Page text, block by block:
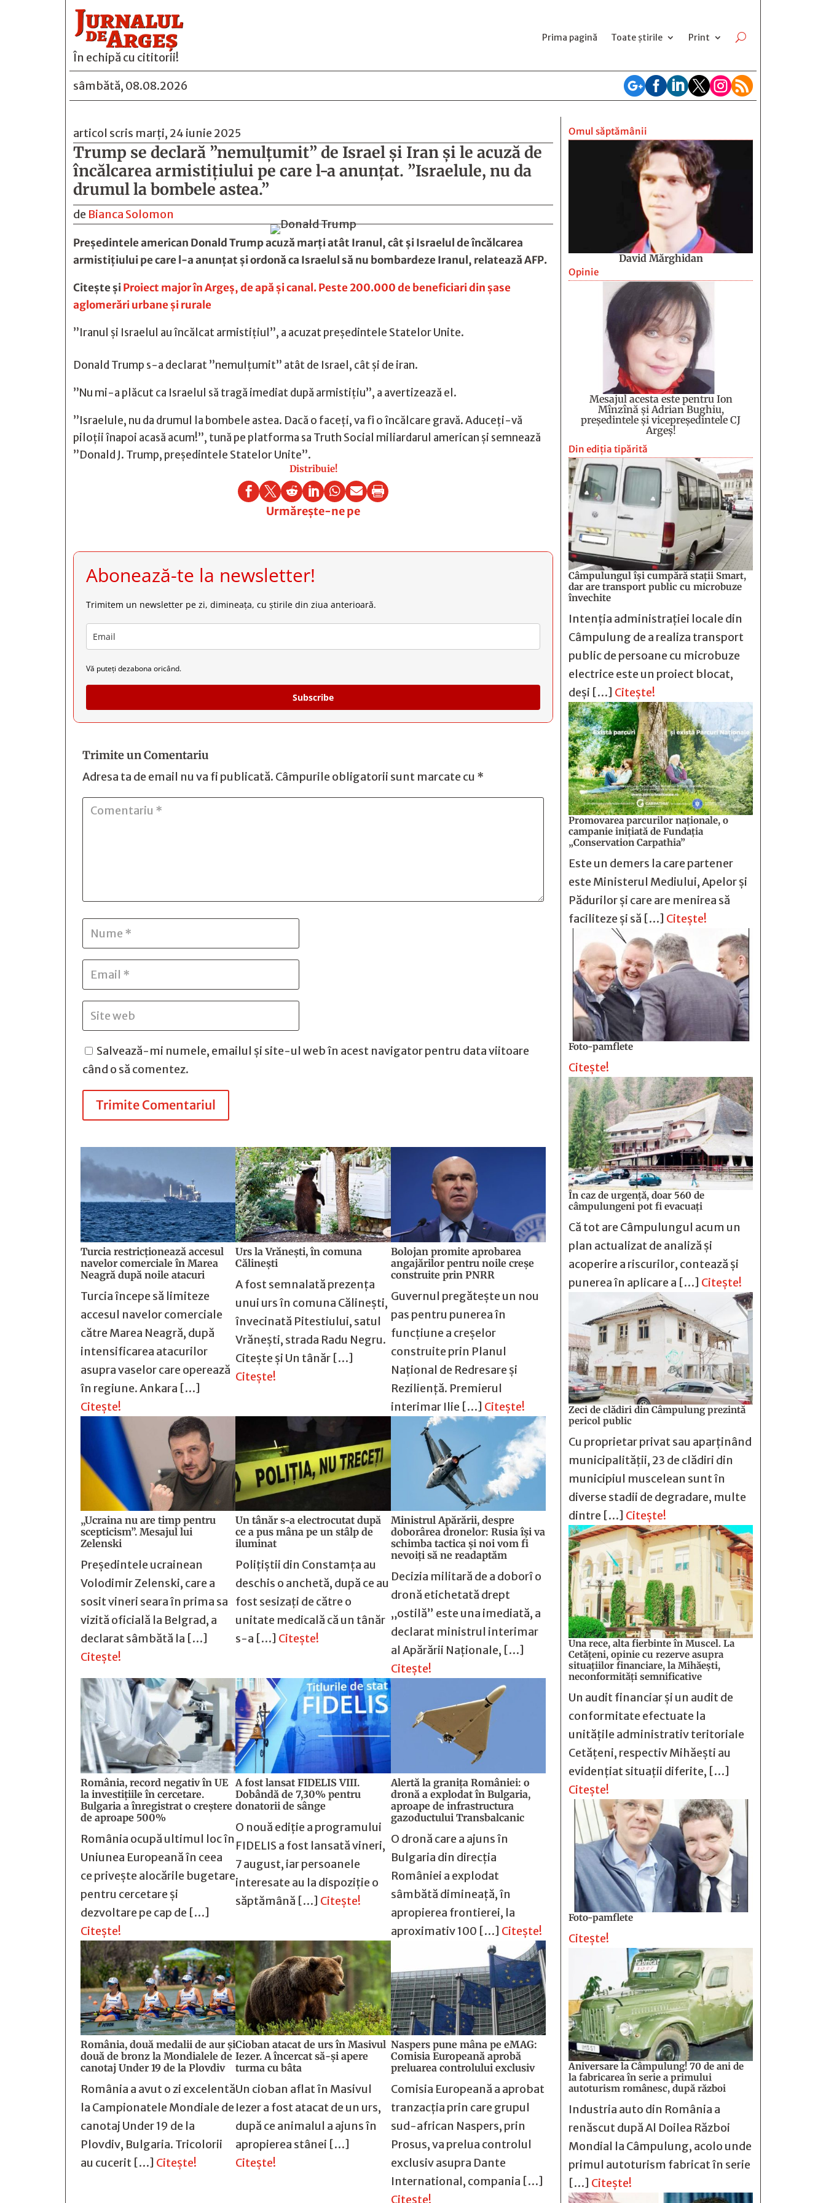
În echipă cu cititorii!
Prima pagină Toate știrile Print
sâmbătă, 08.08.2026 
articol scris marți, 24 iunie 2025
Trump se declară ”nemulţumit” de Israel şi Iran şi le acuză de
încălcarea armistiţiului pe care l-a anunţat. ”Israelule, nu da
drumul la bombele astea.”
de Bianca Solomon
Preşedintele american Donald Trump acuză marţi atât Iranul, cât şi Israelul de încălcarea
armistiţiului pe care l-a anunţat şi ordonă ca Israelul să nu bombardeze Iranul, relatează AFP.
Citește șiProiect major în Argeș, de apă și canal. Peste 200.000 de beneficiari din șase
aglomerări urbane și rurale
”Iranul şi Israelul au încălcat armistiţiul”, a acuzat preşedintele Statelor Unite.
Donald Trump s-a declarat ”nemulţumit” atât de Israel, cât şi de iran.
”Nu mi-a plăcut ca Israelul să tragă imediat după armistiţiu”, a avertizează el.
”Israelule, nu da drumul la bombele astea. Dacă o faceţi, va fi o încălcare gravă. Aduceţi-vă
piloţii înapoi acasă acum!”, tună pe platforma sa Truth Social miliardarul american şi semnează
”Donald J. Trump, preşedintele Statelor Unite”.
Distribuie!
      
Urmărește-ne pe
Abonează-te la newsletter!
Trimitem un newsletter pe zi, dimineața, cu știrile din ziua anterioară.
Vă puteți dezabona oricând.
Subscribe
Trimite un Comentariu
Adresa ta de email nu va fi publicată. Câmpurile obligatorii sunt marcate cu *
Salvează-mi numele, emailul și site-ul web în acest navigator pentru data viitoare
când o să comentez.
Trimite Comentariul
Turcia restricționează accesul
navelor comerciale în Marea
Neagră după noile atacuri
Turcia începe să limiteze
accesul navelor comerciale
către Marea Neagră, după
intensificarea atacurilor
asupra vaselor care operează
în regiune. Ankara […]
Citește!
Urs la Vrănești, în comuna
Călinești
A fost semnalată prezența
unui urs în comuna Călinești,
învecinată Pitestiului, satul
Vrănești, strada Radu Negru.
Citește și Un tânăr […]
Citește!
Bolojan promite aprobarea
angajărilor pentru noile creșe
construite prin PNRR
Guvernul pregătește un nou
pas pentru punerea în
funcțiune a creșelor
construite prin Planul
Național de Redresare și
Reziliență. Premierul
interimar Ilie […] Citește!
„Ucraina nu are timp pentru
scepticism”. Mesajul lui
Zelenski
Preşedintele ucrainean
Volodimir Zelenski, care a
sosit vineri seara în prima sa
vizită oficială la Belgrad, a
declarat sâmbătă la […]
Citește!
Un tânăr s-a electrocutat după
ce a pus mâna pe un stâlp de
iluminat
Poliţiştii din Constamţa au
deschis o anchetă, după ce au
fost sesizaţi de către o
unitate medicală că un tânăr
s-a […] Citește!
Ministrul Apărării, despre
doborârea dronelor: Rusia îşi va
schimba tactica şi noi vom fi
nevoiţi să ne readaptăm
Decizia militară de a doborî o
dronă etichetată drept
„ostilă” este una imediată, a
declarat ministrul interimar
al Apărării Naţionale, […]
Citește!
România, record negativ în UE
la investițiile în cercetare.
Bulgaria a înregistrat o creștere
de aproape 500%
România ocupă ultimul loc în
Uniunea Europeană în ceea
ce privește alocările bugetare
pentru cercetare și
dezvoltare pe cap de […]
Citește!
A fost lansat FIDELIS VIII.
Dobândă de 7,30% pentru
donatorii de sânge
O nouă ediție a programului
FIDELIS a fost lansată vineri,
7 august, iar persoanele
interesate au la dispoziție o
săptămână […] Citește!
Alertă la granița României: o
dronă a explodat în Bulgaria,
aproape de infrastructura
gazoductului Transbalcanic
O dronă care a ajuns în
Bulgaria din direcția
României a explodat
sâmbătă dimineață, în
apropierea frontierei, la
aproximativ 100 […] Citește!
România, două medalii de aur și
două de bronz la Mondialele de
canotaj Under 19 de la Plovdiv
România a avut o zi excelentă
la Campionatele Mondiale de
canotaj Under 19 de la
Plovdiv, Bulgaria. Tricolorii
au cucerit […] Citește!
Cioban atacat de urs în Masivul
Iezer. A încercat să-și apere
turma cu bâta
Un cioban aflat în Masivul
Iezer a fost atacat de un urs,
după ce animalul a ajuns în
apropierea stânei […]
Citește!
Naspers pune mâna pe eMAG:
Comisia Europeană aprobă
preluarea controlului exclusiv
Comisia Europeană a aprobat
tranzacția prin care grupul
sud-african Naspers, prin
Prosus, va prelua controlul
exclusiv asupra Dante
International, compania […]
Citește!
Omul săptămânii
David Mărghidan
Opinie
Mesajul acesta este pentru Ion
Mînzînă şi Adrian Bughiu,
preşedintele şi vicepreşedintele CJ
Argeş!
Din ediția tipărită
Câmpulungul îşi cumpără staţii Smart,
dar are transport public cu microbuze
învechite
Intenția administrației locale din
Câmpulung de a realiza transport
public de persoane cu microbuze
electrice este un proiect blocat,
deși […] Citește!
Promovarea parcurilor naționale, o
campanie inițiată de Fundația
„Conservation Carpathia”
Este un demers la care partener
este Ministerul Mediului, Apelor și
Pădurilor și care are menirea să
faciliteze și să […] Citește!
Foto-pamflete
Citește!
În caz de urgență, doar 560 de
câmpulungeni pot fi evacuați
Că tot are Câmpulungul acum un
plan actualizat de analiză și
acoperire a riscurilor, contează și
punerea în aplicare a […] Citește!
Zeci de clădiri din Câmpulung prezintă
pericol public
Cu proprietar privat sau aparținând
municipalității, 23 de clădiri din
municipiul muscelean sunt în
diverse stadii de degradare, multe
dintre […] Citește!
Una rece, alta fierbinte în Muscel. La
Cetăţeni, opinie cu rezerve asupra
situaţiilor financiare, la Mihăeşti,
neconformităţi semnificative
Un audit financiar și un audit de
conformitate efectuate la
unitățile administrativ teritoriale
Cetățeni, respectiv Mihăești au
evidențiat situații diferite, […]
Citește!
Foto-pamflete
Citește!
Aniversare la Câmpulung! 70 de ani de
la fabricarea în serie a primului
autoturism românesc, după război
Industria auto din România a
renăscut după Al Doilea Război
Mondial la Câmpulung, acolo unde
primul autoturism fabricat în serie
[…] Citește!